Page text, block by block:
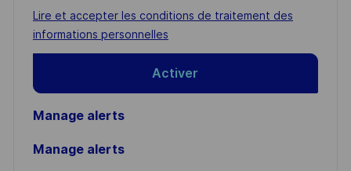
address
(Required)
Required
Lire et accepter les conditions de traitement des
informations personnelles
Activer
Manage alerts
Manage alerts